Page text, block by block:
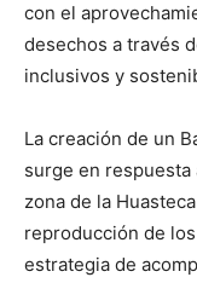
con el
desechos a través
inclusivos y
La creación de un
surge en respuesta
zona de la
reproducción de
estrategia de